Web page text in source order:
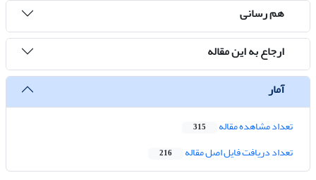
هم رسانی
ارجاع به این مقاله
آمار
تعداد مشاهده مقاله 315
تعداد دریافت فایل اصل مقاله 216